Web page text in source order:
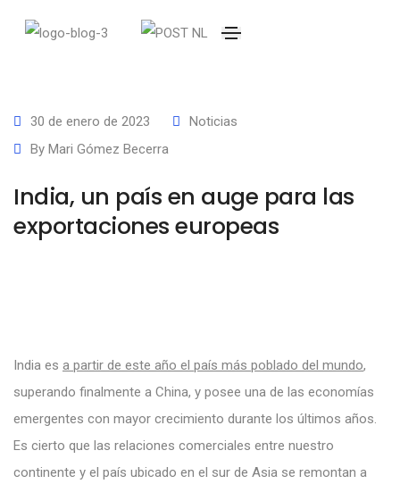
30 de enero de 2023
Noticias
By Mari Gómez Becerra
India, un país en auge para las
exportaciones europeas
India es a partir de este año el país más poblado del mundo,
superando finalmente a China, y posee una de las economías
emergentes con mayor crecimiento durante los últimos años.
Es cierto que las relaciones comerciales entre nuestro
continente y el país ubicado en el sur de Asia se remontan a